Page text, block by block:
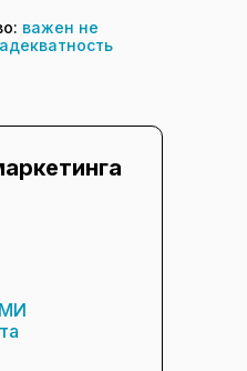
важен не